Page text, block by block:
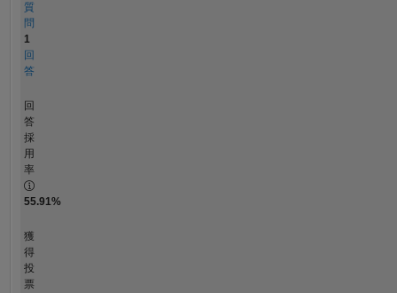
質
問
1
回
答
回
答
採
用
率
55.91%
獲
得
投
票